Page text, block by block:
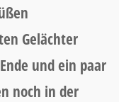
Gelächter
und ein paar
noch in der